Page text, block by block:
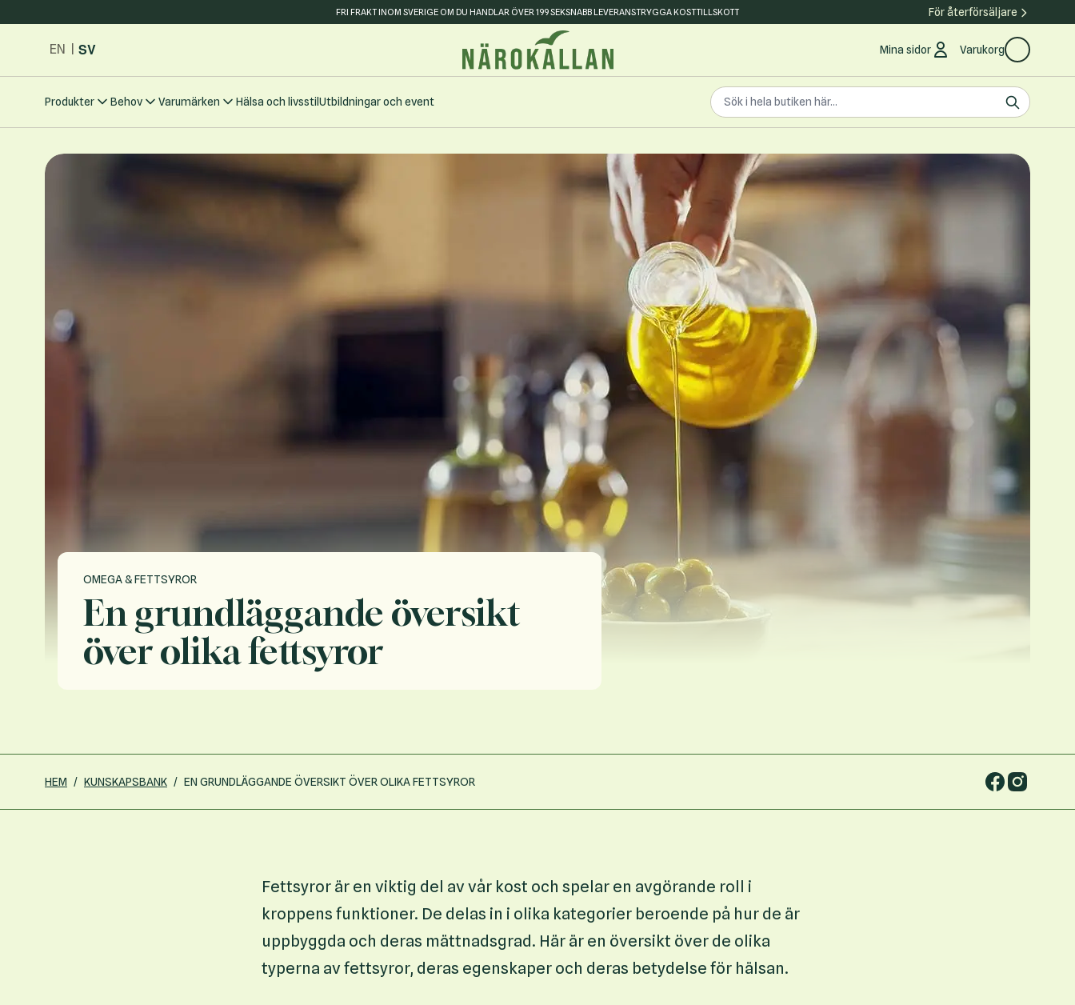
FRI FRAKT INOM SVERIGE OM DU HANDLAR ÖVER 199 SEKSNABB LEVERANSTRYGGA KOSTTILLSKOTT
För återförsäljare
EN SV Mina sidor Varukorg
Produkter Behov Varumärken Hälsa och livsstilUtbildningar och event
Search the store
Sök
OMEGA & FETTSYROR
En grundläggande översikt
över olika fettsyror
HEM / KUNSKAPSBANK / EN GRUNDLÄGGANDE ÖVERSIKT ÖVER OLIKA FETTSYROR
Fettsyror är en viktig del av vår kost och spelar en avgörande roll i
kroppens funktioner. De delas in i olika kategorier beroende på hur de är
uppbyggda och deras mättnadsgrad. Här är en översikt över de olika
typerna av fettsyror, deras egenskaper och deras betydelse för hälsan.